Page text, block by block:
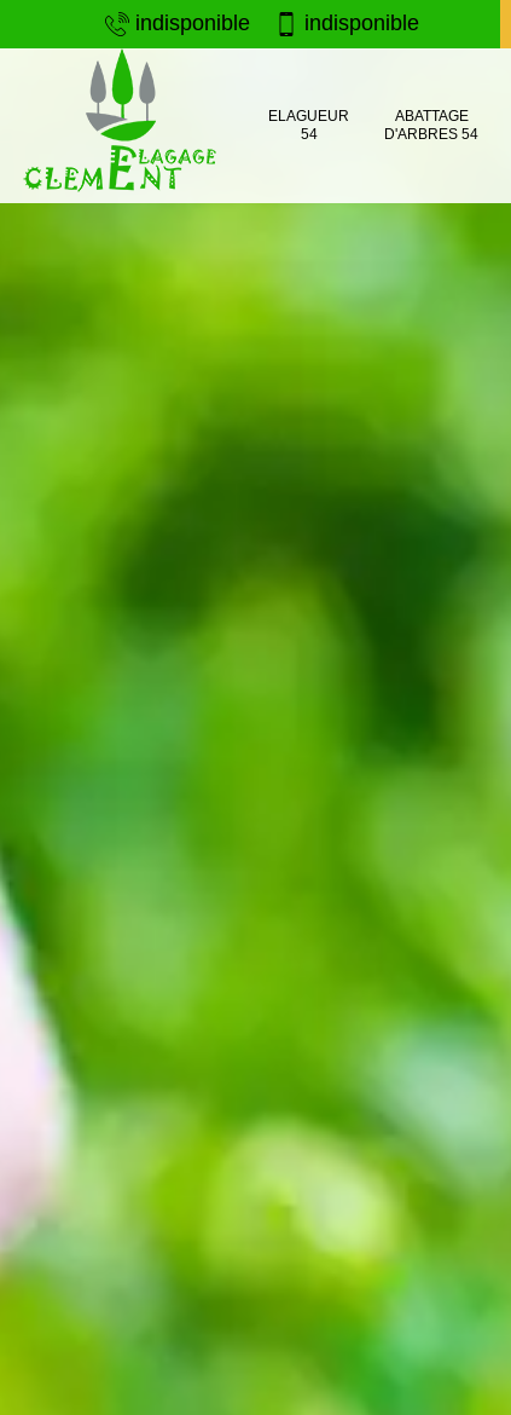
indisponible indisponible
ELAGUEUR
54
ABATTAGE
D'ARBRES 54